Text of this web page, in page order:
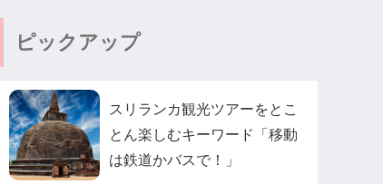
ピックアップ
スリランカ観光ツアーをとこ
とん楽しむキーワード「移動
は鉄道かバスで！」